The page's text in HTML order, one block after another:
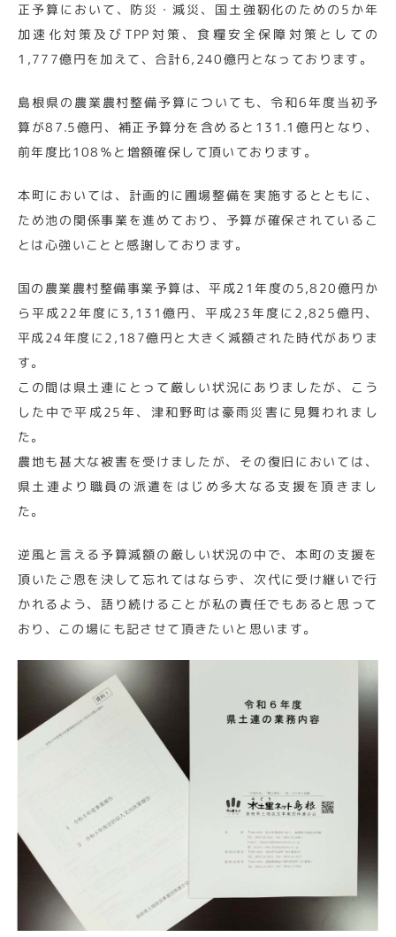
正予算において、防災・減災、国土強靭化のための5か年
加速化対策及びTPP対策、食糧安全保障対策としての
1,777億円を加えて、合計6,240億円となっております。
島根県の農業農村整備予算についても、令和6年度当初予
算が87.5億円、補正予算分を含めると131.1億円となり、
前年度比108％と増額確保して頂いております。
本町においては、計画的に圃場整備を実施するとともに、
ため池の関係事業を進めており、予算が確保されているこ
とは心強いことと感謝しております。
国の農業農村整備事業予算は、平成21年度の5,820億円か
ら平成22年度に3,131億円、平成23年度に2,825億円、
平成24年度に2,187億円と大きく減額された時代がありま
す。
この間は県土連にとって厳しい状況にありましたが、こう
した中で平成25年、津和野町は豪雨災害に見舞われまし
た。
農地も甚大な被害を受けましたが、その復旧においては、
県土連より職員の派遣をはじめ多大なる支援を頂きまし
た。
逆風と言える予算減額の厳しい状況の中で、本町の支援を
頂いたご恩を決して忘れてはならず、次代に受け継いで行
かれるよう、語り続けることが私の責任でもあると思って
おり、この場にも記させて頂きたいと思います。